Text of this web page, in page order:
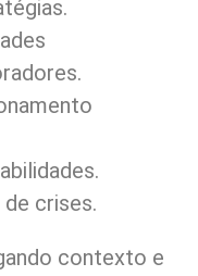
crises.
contexto e